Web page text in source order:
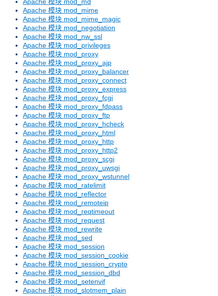
Apache 模块 mod_mime
Apache 模块 mod_mime_magic
Apache 模块 mod_negotiation
Apache 模块 mod_nw_ssl
Apache 模块 mod_privileges
Apache 模块 mod_proxy
Apache 模块 mod_proxy_ajp
Apache 模块 mod_proxy_balancer
Apache 模块 mod_proxy_connect
Apache 模块 mod_proxy_express
Apache 模块 mod_proxy_fcgi
Apache 模块 mod_proxy_fdpass
Apache 模块 mod_proxy_ftp
Apache 模块 mod_proxy_hcheck
Apache 模块 mod_proxy_html
Apache 模块 mod_proxy_http
Apache 模块 mod_proxy_http2
Apache 模块 mod_proxy_scgi
Apache 模块 mod_proxy_uwsgi
Apache 模块 mod_proxy_wstunnel
Apache 模块 mod_ratelimit
Apache 模块 mod_reflector
Apache 模块 mod_remoteip
Apache 模块 mod_reqtimeout
Apache 模块 mod_request
Apache 模块 mod_rewrite
Apache 模块 mod_sed
Apache 模块 mod_session
Apache 模块 mod_session_cookie
Apache 模块 mod_session_crypto
Apache 模块 mod_session_dbd
Apache 模块 mod_setenvif
Apache 模块 mod_slotmem_plain